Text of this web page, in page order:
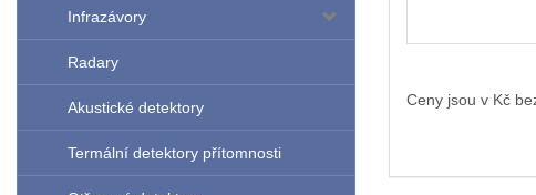
Infrazávory
Radary
Akustické detektory
Termální detektory přítomnosti
Ceny jsou v Kč